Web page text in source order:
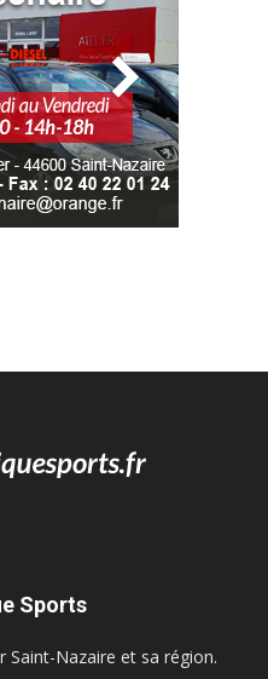
Sports
Saint-Nazaire et sa région.